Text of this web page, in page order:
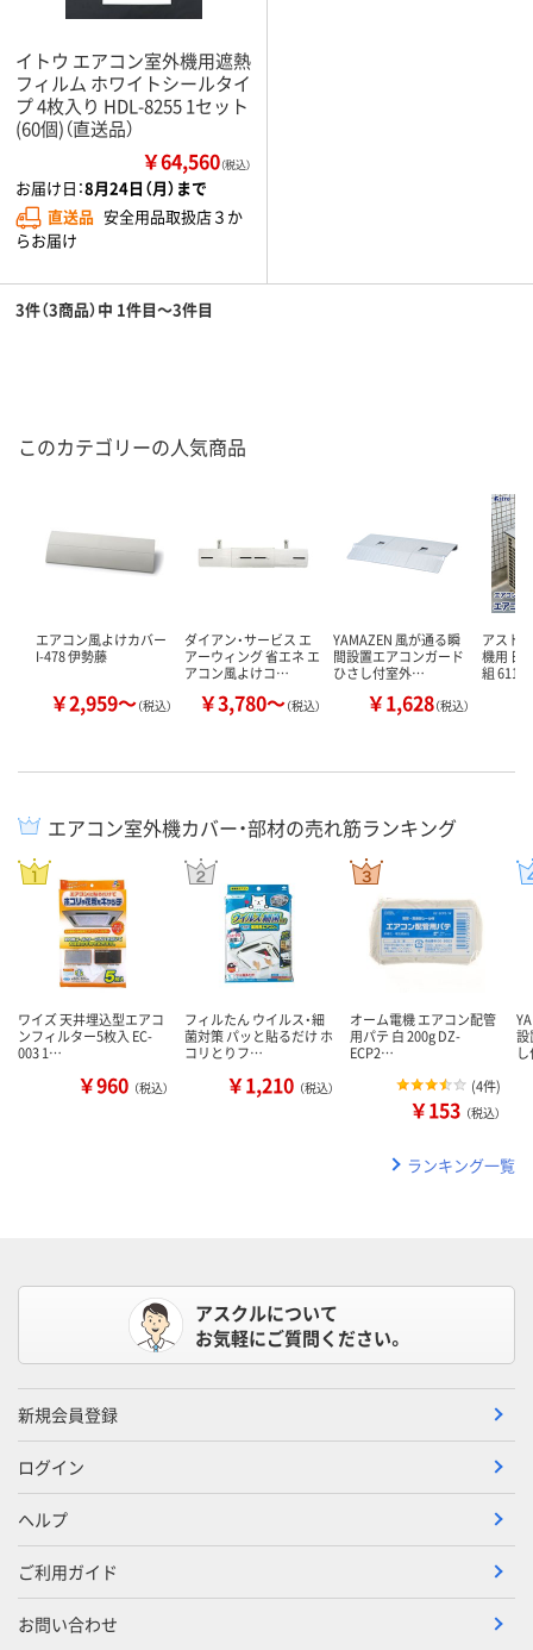
イトウ エアコン室外機用遮熱
フィルム ホワイトシールタイ
プ 4枚入り HDL-8255 1セット
(60個)（直送品）
￥64,560（税込）
お届け日：8月24日（月）まで
直送品 安全用品取扱店３か
らお届け
3件（3商品）中 1件目～3件目
このカテゴリーの人気商品
エアコン風よけカバー
I-478 伊勢藤
￥2,959～（税込）
ダイアン・サービス エ
アーウィング 省エネ エ
アコン風よけコ…
￥3,780～（税込）
YAMAZEN 風が通る瞬
間設置エアコンガード
ひさし付室外…
￥1,628（税込）
アスト
機用 日
組 611-
エアコン室外機カバー・部材の売れ筋ランキング
ワイズ 天井埋込型エアコ
ンフィルター5枚入 EC-
003 1…
￥960 （税込）
フィルたん ウイルス・細
菌対策 パッと貼るだけ ホ
コリとりフ…
￥1,210 （税込）
オーム電機 エアコン配管
用パテ 白 200g DZ-
ECP2…
(4件)
￥153 （税込）
設
ランキング一覧
アスクルについて
お気軽にご質問ください。
新規会員登録
ログイン
ヘルプ
ご利用ガイド
お問い合わせ